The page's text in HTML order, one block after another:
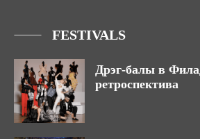
FESTIVALS
Дрэг-балы в
ретроспектива